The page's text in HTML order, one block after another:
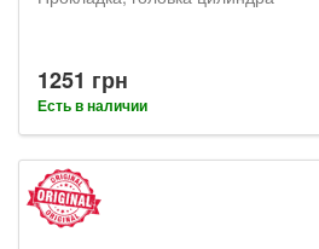
1251 грн
Есть в наличии